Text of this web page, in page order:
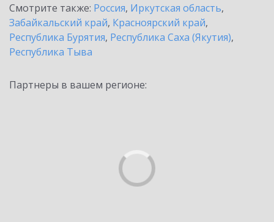
Смотрите также: Россия, Иркутская область,
Забайкальский край, Красноярский край,
Республика Бурятия, Республика Саха (Якутия),
Республика Тыва
Партнеры в вашем регионе: